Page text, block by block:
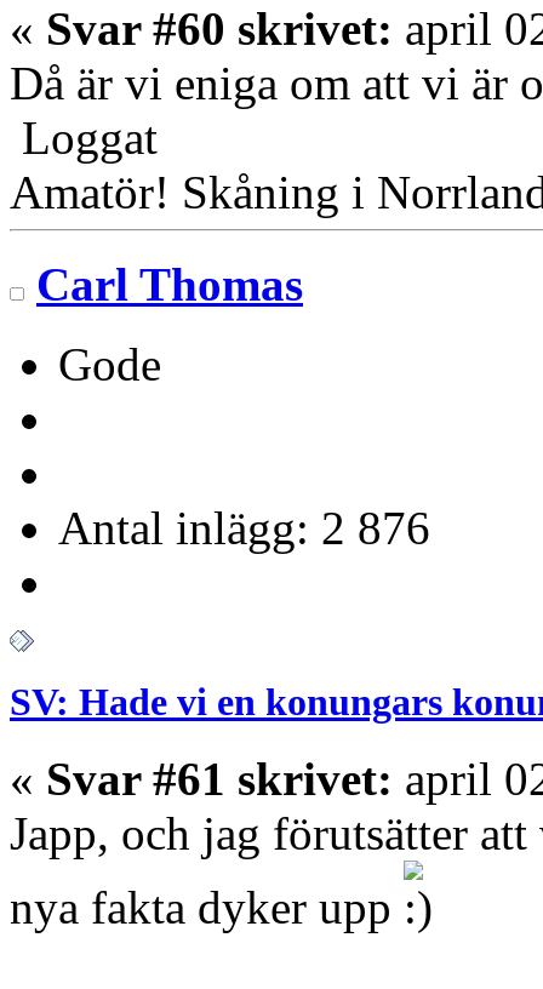
« Svar #60 skrivet: april
Då är vi eniga om att vi är
Loggat
Amatör! Skåning i
Carl Thomas
Gode
Antal inlägg: 2 876
SV: Hade vi en konungars
« Svar #61 skrivet: april
Japp, och jag förutsätter
nya fakta dyker upp